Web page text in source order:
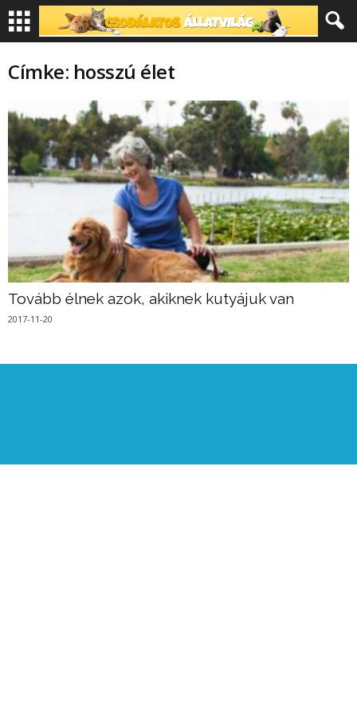
Címke: hosszú élet
Tovább élnek azok, akiknek kutyájuk van
2017-11-20